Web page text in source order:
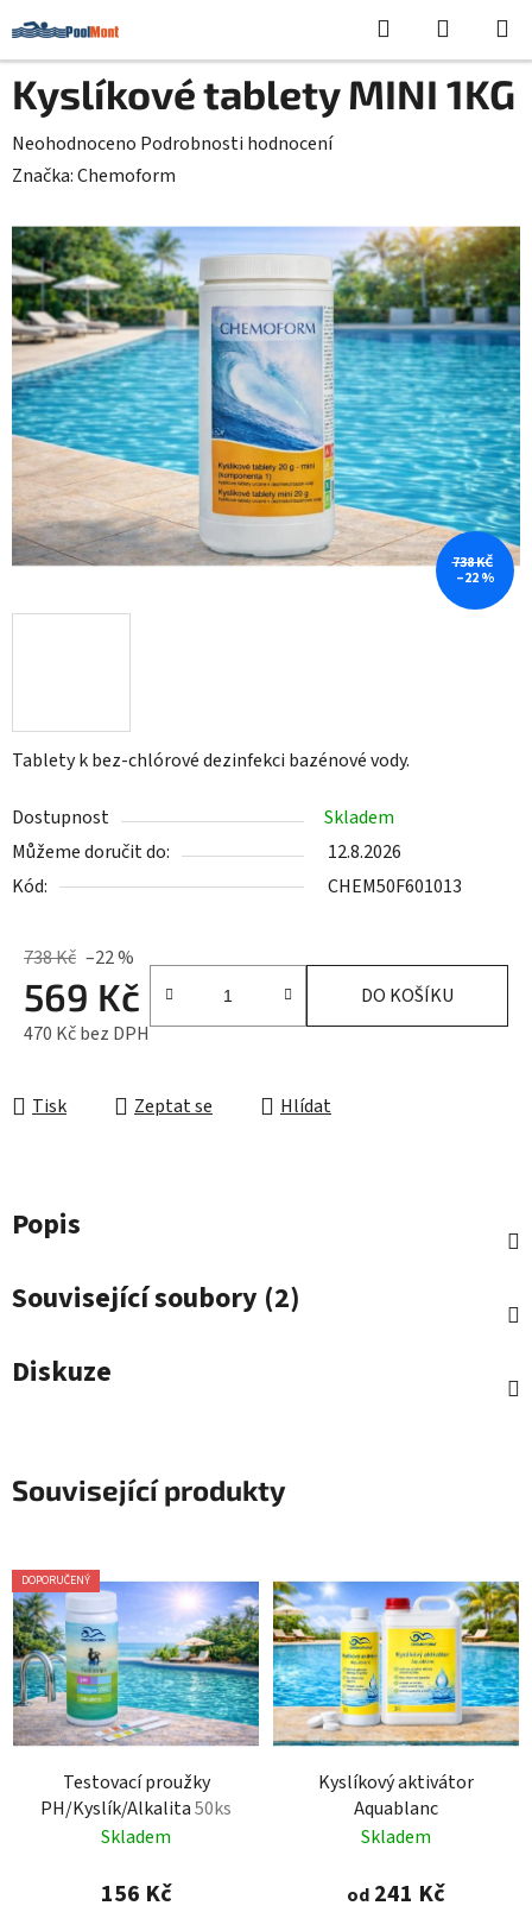
na
obsah
Hledat
KOŠÍK
Tablety k bez-chlórové dezinfekci bazénové vody.
Dostupnost
Skladem
Můžeme doručit do:
12.8.2026
Kód:
CHEM50F601013
738 Kč –22 %
569 Kč
470 Kč bez DPH
DO KOŠÍKU
Tisk Zeptat se Hlídat
Kyslíkové tablety MINI 1KG
Průměrné
hodnocení
je
0,0
z
5
hvězdiček.
Neohodnoceno Podrobnosti hodnocení
Značka:Chemoform
738 KČ
–22 %
Popis
Související soubory (2)
Diskuze
Související produkty
DOPORUČENÝ
Testovací proužky
PH/Kyslík/Alkalita50ks
Skladem
156 Kč
Kyslíkový aktivátor
Aquablanc
Skladem
od 241 Kč